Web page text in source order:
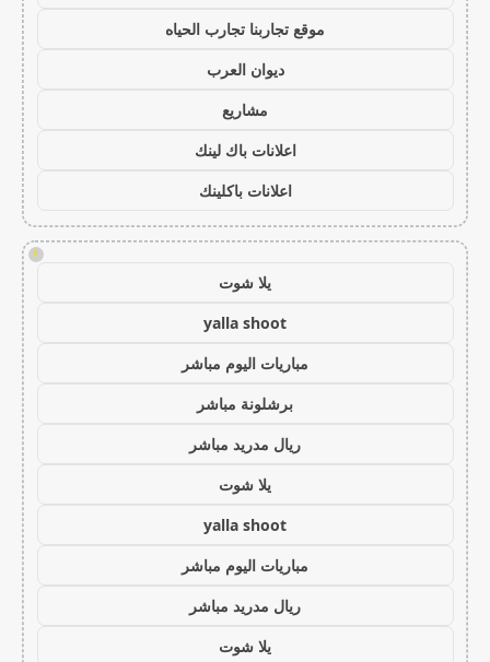
موقع تجاربنا تجارب الحياه
ديوان العرب
مشاريع
اعلانات باك لينك
اعلانات باكلينك
!
يلا شوت
yalla shoot
مباريات اليوم مباشر
برشلونة مباشر
ريال مدريد مباشر
يلا شوت
yalla shoot
مباريات اليوم مباشر
ريال مدريد مباشر
يلا شوت